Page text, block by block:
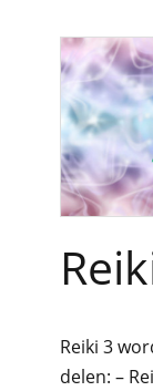
Reiki 3
delen: –